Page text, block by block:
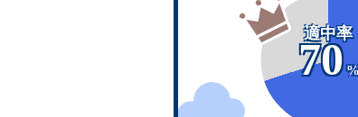
適中率
70